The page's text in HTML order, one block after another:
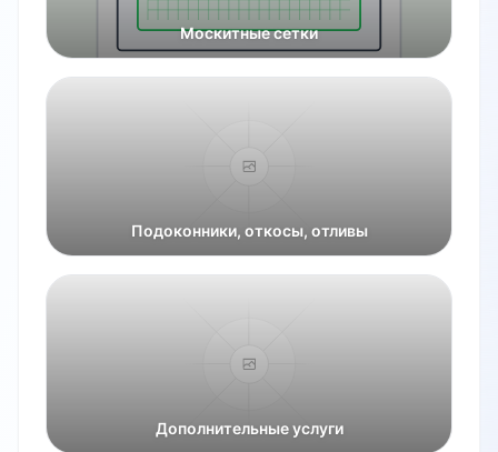
Москитные сетки
Подоконники, откосы, отливы
Дополнительные услуги